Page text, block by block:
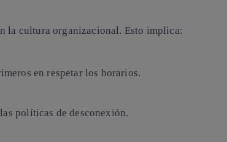
la cultura organizacional. Esto implica:
en respetar los horarios.
políticas de desconexión.